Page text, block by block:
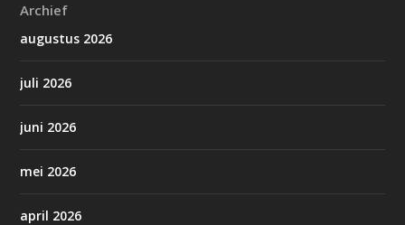
Archief
augustus 2026
juli 2026
juni 2026
mei 2026
april 2026